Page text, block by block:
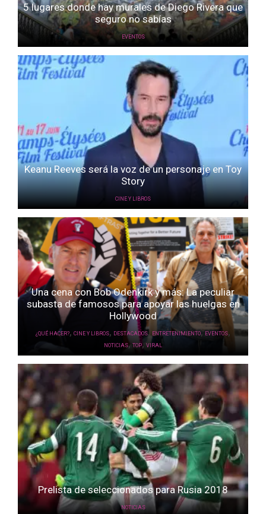
5 lugares donde hay murales de Diego Rivera que
seguro no sabías
EVENTOS
Keanu Reeves será la voz de un personaje en Toy
Story
CINE Y LIBROS
Una cena con Bob Odenkirk y más: La peculiar
subasta de famosos para apoyar las huelgas en
Hollywood
¿QUÉ HACER?, CINE Y LIBROS, DESTACADOS, ENTRETENIMIENTO,EVENTOS,
NOTICIAS, TOP, VIRAL
Prelista de seleccionados para Rusia 2018
NOTICIAS